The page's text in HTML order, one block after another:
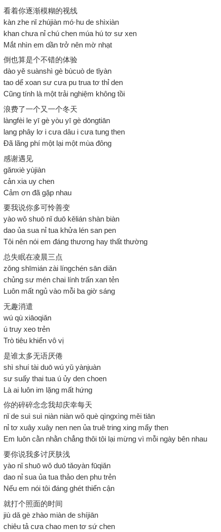
看着你逐渐模糊的视线
kàn zhe nǐ zhújiàn mó·hu de shìxiàn
khan chưa nỉ chú chen múa hú tơ sư xen
Mắt nhìn em dần trở nên mờ nhạt
倒也算是个不错的体验
dào yě suànshì gè bùcuò de tǐyàn
tao dể xoan sư cưa pu trua tơ thỉ den
Cũng tính là một trải nghiệm không tồi
浪费了一个又一个冬天
làngfèi le yī gè yòu yī gè dōngtiān
lang phây lơ i cưa dâu i cưa tung then
Đã lãng phí một lại một mùa đông
感谢遇见
gǎnxiè yùjiàn
cản xia uy chen
Cảm ơn đã gặp nhau
要我说你多可怜善变
yào wǒ shuō nǐ duō kělián shàn biàn
dao ủa sua nỉ tua khửa lén san pen
Tôi nên nói em đáng thương hay thất thường
总失眠在凌晨三点
zǒng shīmián zài língchén sān diǎn
chủng sư mén chai lính trấn xan tẻn
Luôn mất ngủ vào mỗi ba giờ sáng
无趣消遣
wú qù xiāoqiǎn
ú truy xeo trẻn
Trò tiêu khiển vô vị
是谁太多无语厌倦
shì shuí tài duō wú yǔ yànjuàn
sư suấy thai tua ú ủy den choen
Là ai luôn im lặng mất hứng
你的碎碎念念我却庆幸每天
nǐ de suì suì niàn niàn wǒ què qìngxìng měi tiān
nỉ tơ xuây xuây nen nen ủa truê tring xing mẩy then
Em luôn cằn nhằn chẳng thôi tôi lại mừng vì mỗi ngày bên nhau
要你说我多讨厌肤浅
yào nǐ shuō wǒ duō tǎoyàn fūqiǎn
dao nỉ sua ủa tua thảo den phu trẻn
Nếu em nói tôi đáng ghét thiển cận
就打个照面的时间
jiù dǎ gè zhào miàn de shíjiān
chiêu tả cưa chao men tơ sứ chen